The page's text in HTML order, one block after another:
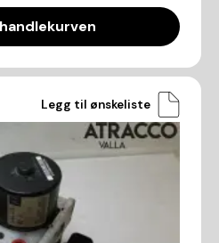
Legg til ønskeliste